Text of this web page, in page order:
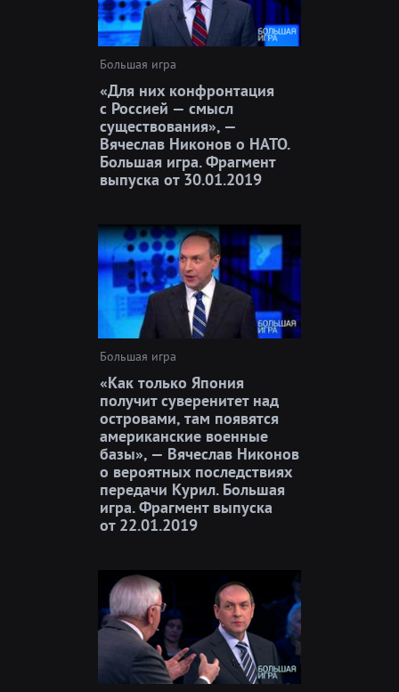
Большая игра
«Для них конфронтация
с Россией — смысл
существования», —
Вячеслав Никонов о НАТО.
Большая игра. Фрагмент
выпуска от 30.01.2019
Большая игра
«Как только Япония
получит суверенитет над
островами, там появятся
американские военные
базы», — Вячеслав Никонов
о вероятных последствиях
передачи Курил. Большая
игра. Фрагмент выпуска
от 22.01.2019